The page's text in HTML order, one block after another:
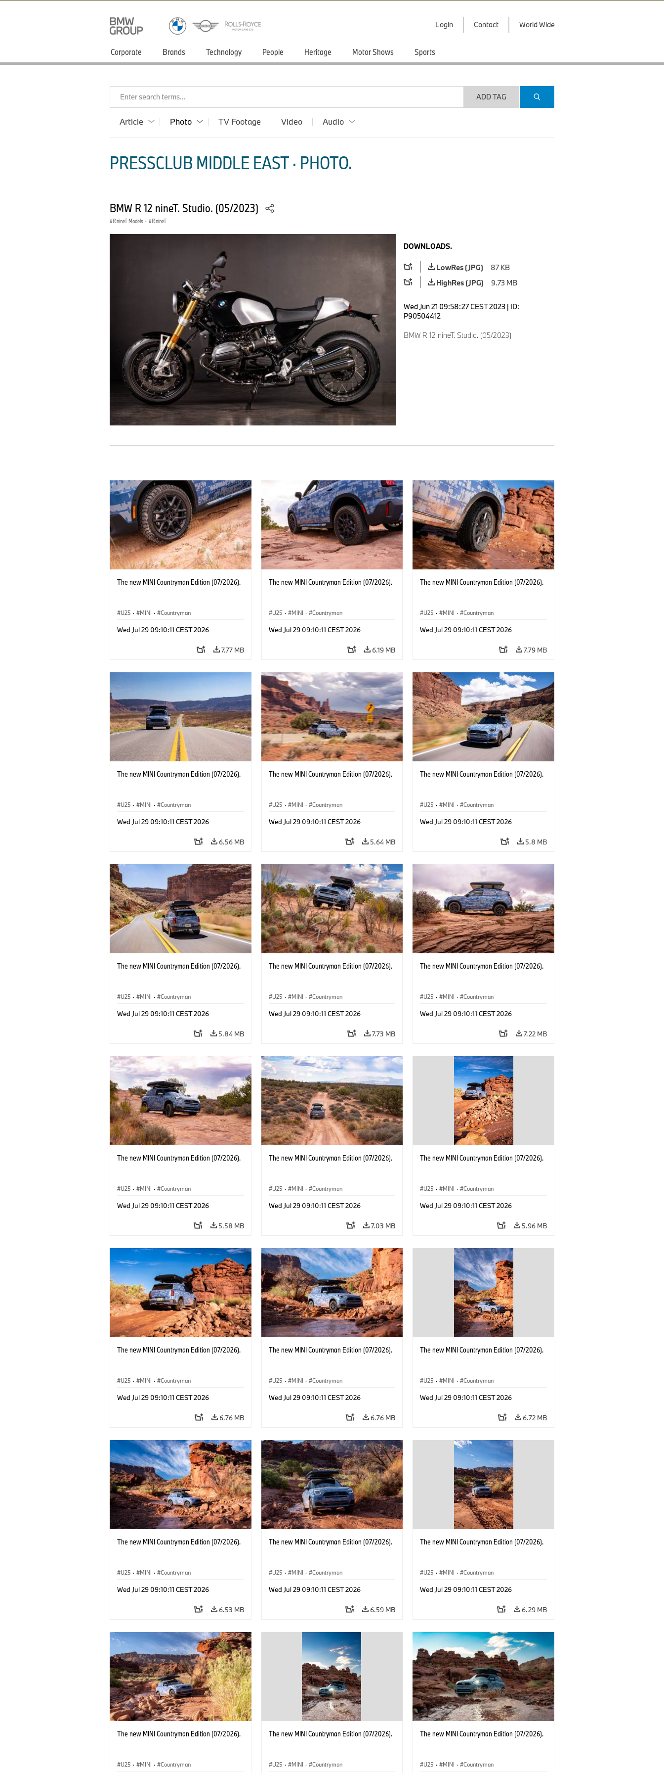
Login Contact World Wide
Corporate Brands Technology People Heritage Motor Shows Sports
Enter search terms... ADD TAG
Article Photo TV Footage Video Audio
PRESSCLUB MIDDLE EAST · PHOTO.
BMW R 12 nineT. Studio. (05/2023)
R nineT Models · R nineT
DOWNLOADS.
LowRes (JPG)
87 KB
HighRes (JPG)
9.73 MB
Wed Jun 21 09:58:27 CEST 2023 | ID:
P90504412
BMW R 12 nineT. Studio. (05/2023)
The new MINI Countryman Edition (07/2026).
U25 · MINI · Countryman
Wed Jul 29 09:10:11 CEST 2026
7.77 MB
The new MINI Countryman Edition (07/2026).
U25 · MINI · Countryman
Wed Jul 29 09:10:11 CEST 2026
6.19 MB
The new MINI Countryman Edition (07/2026).
U25 · MINI · Countryman
Wed Jul 29 09:10:11 CEST 2026
7.79 MB
The new MINI Countryman Edition (07/2026).
U25 · MINI · Countryman
Wed Jul 29 09:10:11 CEST 2026
6.56 MB
The new MINI Countryman Edition (07/2026).
U25 · MINI · Countryman
Wed Jul 29 09:10:11 CEST 2026
5.64 MB
The new MINI Countryman Edition (07/2026).
U25 · MINI · Countryman
Wed Jul 29 09:10:11 CEST 2026
5.8 MB
The new MINI Countryman Edition (07/2026).
U25 · MINI · Countryman
Wed Jul 29 09:10:11 CEST 2026
5.84 MB
The new MINI Countryman Edition (07/2026).
U25 · MINI · Countryman
Wed Jul 29 09:10:11 CEST 2026
7.73 MB
The new MINI Countryman Edition (07/2026).
U25 · MINI · Countryman
Wed Jul 29 09:10:11 CEST 2026
7.22 MB
The new MINI Countryman Edition (07/2026).
U25 · MINI · Countryman
Wed Jul 29 09:10:11 CEST 2026
5.58 MB
The new MINI Countryman Edition (07/2026).
U25 · MINI · Countryman
Wed Jul 29 09:10:11 CEST 2026
7.03 MB
The new MINI Countryman Edition (07/2026).
U25 · MINI · Countryman
Wed Jul 29 09:10:11 CEST 2026
5.96 MB
The new MINI Countryman Edition (07/2026).
U25 · MINI · Countryman
Wed Jul 29 09:10:11 CEST 2026
6.76 MB
The new MINI Countryman Edition (07/2026).
U25 · MINI · Countryman
Wed Jul 29 09:10:11 CEST 2026
6.76 MB
The new MINI Countryman Edition (07/2026).
U25 · MINI · Countryman
Wed Jul 29 09:10:11 CEST 2026
6.72 MB
The new MINI Countryman Edition (07/2026).
U25 · MINI · Countryman
Wed Jul 29 09:10:11 CEST 2026
6.53 MB
The new MINI Countryman Edition (07/2026).
U25 · MINI · Countryman
Wed Jul 29 09:10:11 CEST 2026
6.59 MB
The new MINI Countryman Edition (07/2026).
U25 · MINI · Countryman
Wed Jul 29 09:10:11 CEST 2026
6.29 MB
The new MINI Countryman Edition (07/2026).
U25 · MINI · Countryman
The new MINI Countryman Edition (07/2026).
U25 · MINI · Countryman
The new MINI Countryman Edition (07/2026).
U25 · MINI · Countryman